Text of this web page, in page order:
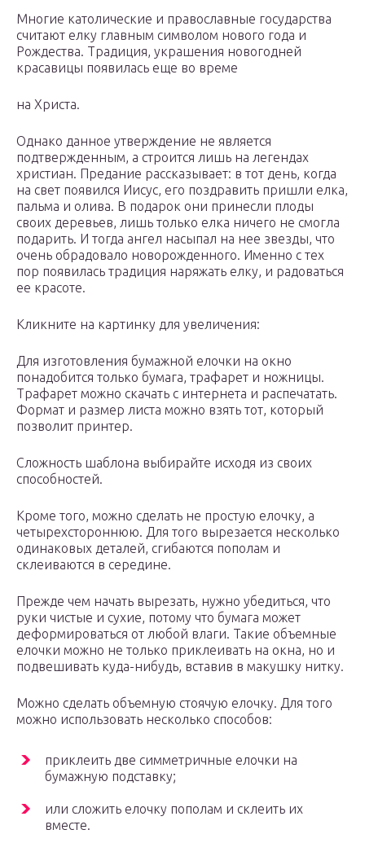
Многие католические и православные государства
считают елку главным символом нового года и
Рождества. Традиция, украшения новогодней
красавицы появилась еще во време
на Христа.
Однако данное утверждение не является
подтвержденным, а строится лишь на легендах
христиан. Предание рассказывает: в тот день, когда
на свет появился Иисус, его поздравить пришли елка,
пальма и олива. В подарок они принесли плоды
своих деревьев, лишь только елка ничего не смогла
подарить. И тогда ангел насыпал на нее звезды, что
очень обрадовало новорожденного. Именно с тех
пор появилась традиция наряжать елку, и радоваться
ее красоте.
Кликните на картинку для увеличения:
Для изготовления бумажной елочки на окно
понадобится только бумага, трафарет и ножницы.
Трафарет можно скачать с интернета и распечатать.
Формат и размер листа можно взять тот, который
позволит принтер.
Сложность шаблона выбирайте исходя из своих
способностей.
Кроме того, можно сделать не простую елочку, а
четырехстороннюю. Для того вырезается несколько
одинаковых деталей, сгибаются пополам и
склеиваются в середине.
Прежде чем начать вырезать, нужно убедиться, что
руки чистые и сухие, потому что бумага может
деформироваться от любой влаги. Такие объемные
елочки можно не только приклеивать на окна, но и
подвешивать куда-нибудь, вставив в макушку нитку.
Можно сделать объемную стоячую елочку. Для того
можно использовать несколько способов:
приклеить две симметричные елочки на
бумажную подставку;
или сложить елочку пополам и склеить их
вместе.